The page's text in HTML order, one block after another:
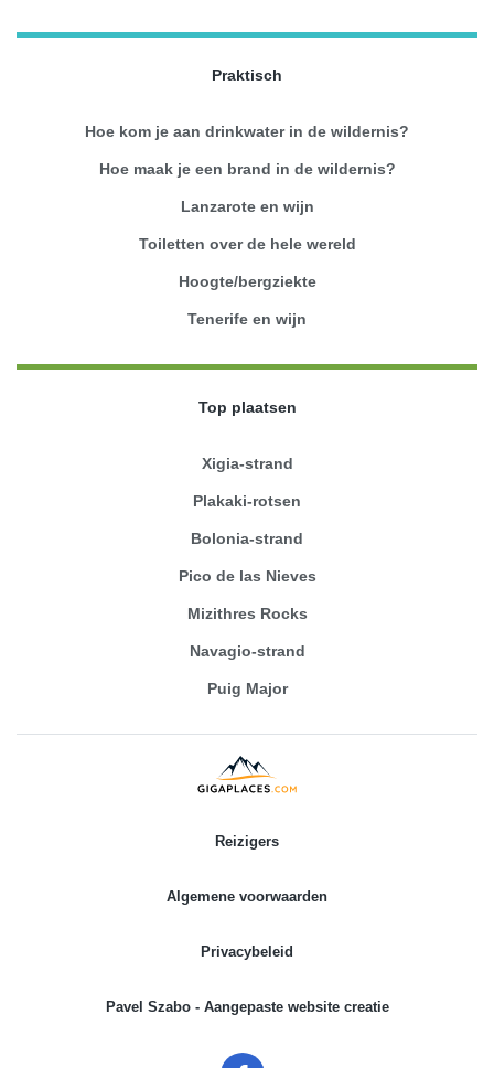
Praktisch
Hoe kom je aan drinkwater in de wildernis?
Hoe maak je een brand in de wildernis?
Lanzarote en wijn
Toiletten over de hele wereld
Hoogte/bergziekte
Tenerife en wijn
Top plaatsen
Xigia-strand
Plakaki-rotsen
Bolonia-strand
Pico de las Nieves
Mizithres Rocks
Navagio-strand
Puig Major
Reizigers
Algemene voorwaarden
Privacybeleid
Pavel Szabo - Aangepaste website creatie